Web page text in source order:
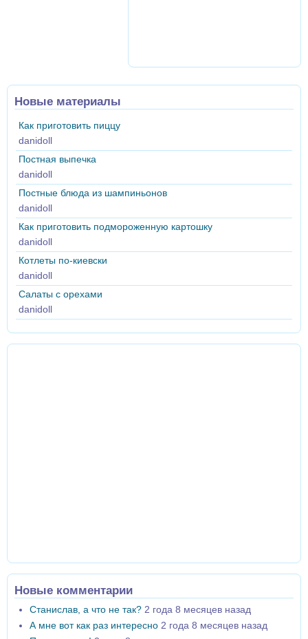
Новые материалы
Как приготовить пиццу
danidoll
Постная выпечка
danidoll
Постные блюда из шампиньонов
danidoll
Как приготовить подмороженную картошку
danidoll
Котлеты по-киевски
danidoll
Салаты с орехами
danidoll
Новые комментарии
Станислав, а что не так? 2 года 8 месяцев назад
А мне вот как раз интересно 2 года 8 месяцев назад